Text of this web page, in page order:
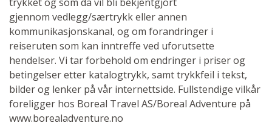
trykket og som da vil bli bekjentgjort
gjennom vedlegg/særtrykk eller annen
kommunikasjonskanal, og om forandringer i
reiseruten som kan inntreffe ved uforutsette
hendelser. Vi tar forbehold om endringer i priser og
betingelser etter katalogtrykk, samt trykkfeil i tekst,
bilder og lenker på vår internettside. Fullstendige vilkår
foreligger hos Boreal Travel AS/Boreal Adventure på
www.borealadventure.no